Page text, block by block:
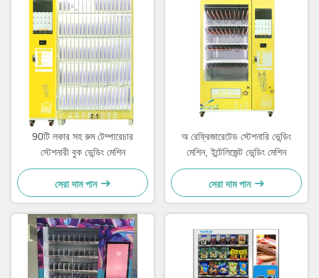
90টি লকার সহ রুম টেম্পারেচার
স্টেশনারী বুক ভেন্ডিং মেশিন
সেরা দাম পান
অ রেফ্রিজারেটেড স্টেশনারি ভেন্ডিং
মেশিন, ইন্টেলিজেন্ট ভেন্ডিং মেশিন
সেরা দাম পান